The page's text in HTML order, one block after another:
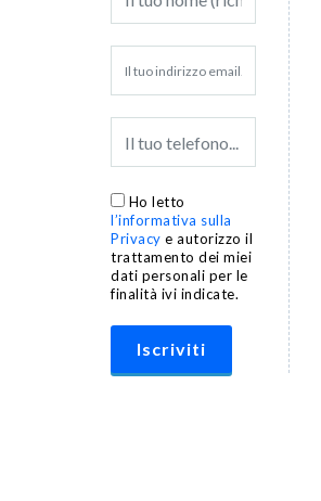
Ho letto
l’informativa sulla
Privacy e autorizzo il
trattamento dei miei
dati personali per le
finalità ivi indicate.